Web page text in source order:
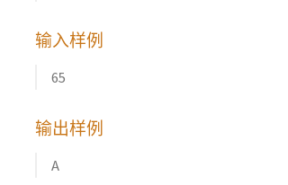
输入样例
65
输出样例
A